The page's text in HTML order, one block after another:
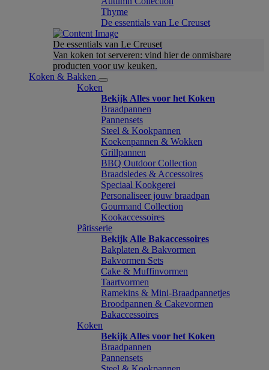
Thyme
De essentials van Le Creuset
De essentials van Le Creuset
Van koken tot serveren: vind hier de onmisbare
producten voor uw keuken.
Koken & Bakken
Koken
Bekijk Alles voor het Koken
Braadpannen
Pannensets
Steel & Kookpannen
Koekenpannen & Wokken
Grillpannen
BBQ Outdoor Collection
Braadsledes & Accessoires
Speciaal Kookgerei
Personaliseer jouw braadpan
Gourmand Collection
Kookaccessoires
Pâtisserie
Bekijk Alle Bakaccessoires
Bakplaten & Bakvormen
Bakvormen Sets
Cake & Muffinvormen
Taartvormen
Ramekins & Mini-Braadpannetjes
Broodpannen & Cakevormen
Bakaccessoires
Koken
Bekijk Alles voor het Koken
Braadpannen
Pannensets